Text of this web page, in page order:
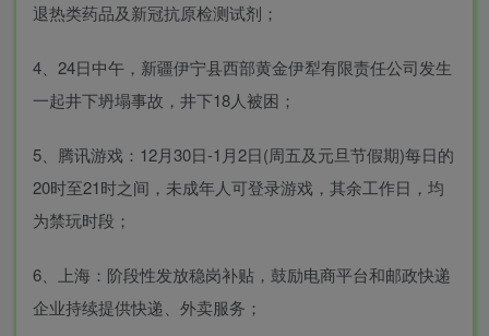
退热类药品及新冠抗原检测试剂；
4、24日中午，新疆伊宁县西部黄金伊犁有限责任公司发生
一起井下坍塌事故，井下18人被困；
5、腾讯游戏：12月30日-1月2日(周五及元旦节假期)每日的
20时至21时之间，未成年人可登录游戏，其余工作日，均
为禁玩时段；
6、上海：阶段性发放稳岗补贴，鼓励电商平台和邮政快递
企业持续提供快递、外卖服务；